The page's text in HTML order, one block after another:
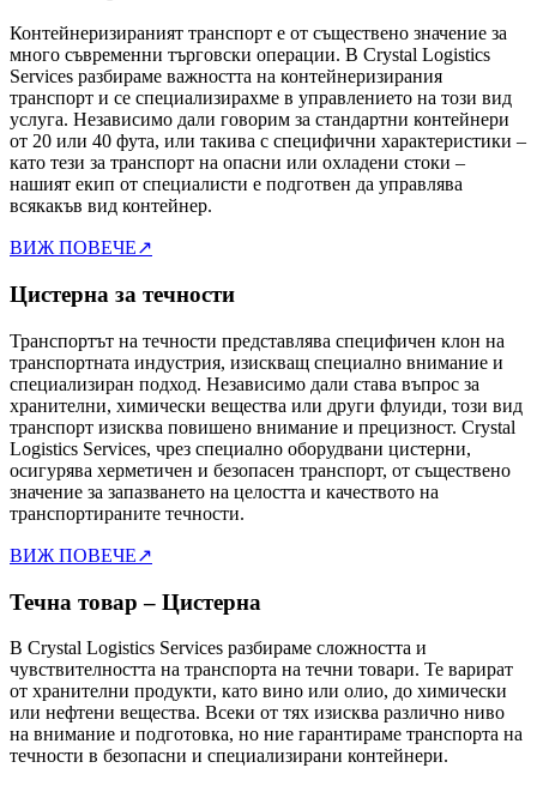
Контейнеризираният транспорт е от съществено значение за
много съвременни търговски операции. В Crystal Logistics
Services разбираме важността на контейнеризирания
транспорт и се специализирахме в управлението на този вид
услуга. Независимо дали говорим за стандартни контейнери
от 20 или 40 фута, или такива с специфични характеристики –
като тези за транспорт на опасни или охладени стоки –
нашият екип от специалисти е подготвен да управлява
всякакъв вид контейнер.
ВИЖ ПОВЕЧЕ↗
Цистерна за течности
Транспортът на течности представлява специфичен клон на
транспортната индустрия, изискващ специално внимание и
специализиран подход. Независимо дали става въпрос за
хранителни, химически вещества или други флуиди, този вид
транспорт изисква повишено внимание и прецизност. Crystal
Logistics Services, чрез специално оборудвани цистерни,
осигурява херметичен и безопасен транспорт, от съществено
значение за запазването на целостта и качеството на
транспортираните течности.
ВИЖ ПОВЕЧЕ↗
Течна товар – Цистерна
В Crystal Logistics Services разбираме сложността и
чувствителността на транспорта на течни товари. Те варират
от хранителни продукти, като вино или олио, до химически
или нефтени вещества. Всеки от тях изисква различно ниво
на внимание и подготовка, но ние гарантираме транспорта на
течности в безопасни и специализирани контейнери.